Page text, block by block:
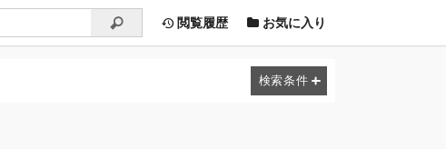
閲覧履歴 お気に入り